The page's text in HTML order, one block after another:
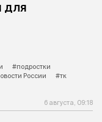
для
#подростки
России #тк
6 августа, 09:18